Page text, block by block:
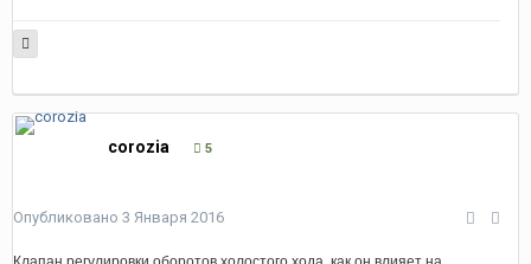
corozia 5
Опубликовано 3 Января 2016